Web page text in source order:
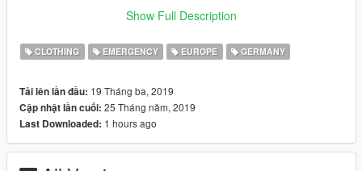
- DOWNLOAD: http://bit.ly/2Wh5Nqj
[Version 1.2]
English:
textures
the original police officer exchanged.
contains:
Show Full Description
CLOTHING EMERGENCY EUROPE GERMANY
Tải lên lần đầu: 19 Tháng ba, 2019
Cập nhật lần cuối: 25 Tháng năm, 2019
Last Downloaded: 1 hours ago